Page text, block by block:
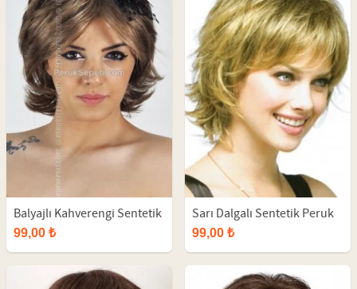
Balyajlı Kahverengi Sentetik
Kısa Peruk
99,00 ₺
Sarı Dalgalı Sentetik Peruk
99,00 ₺